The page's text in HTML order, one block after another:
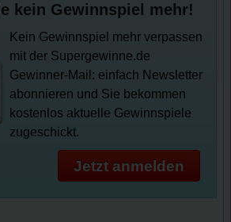
kein Gewinnspiel mehr!
Kein Gewinnspiel mehr verpassen
mit der Supergewinne.de
Gewinner-Mail: einfach Newsletter
abonnieren und Sie bekommen
kostenlos aktuelle Gewinnspiele
zugeschickt.
Jetzt anmelden